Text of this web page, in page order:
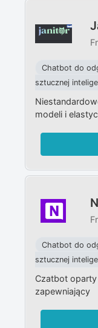
Chatbot do
sztucznej
modeli i
Chatbot do
sztucznej
Czatbot
zapewniający